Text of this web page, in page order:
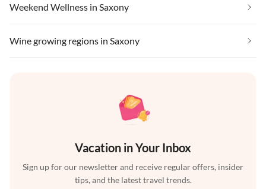
Weekend Wellness in Saxony
Wine growing regions in Saxony
Vacation in Your Inbox
Sign up for our newsletter and receive regular offers, insider
tips, and the latest travel trends.